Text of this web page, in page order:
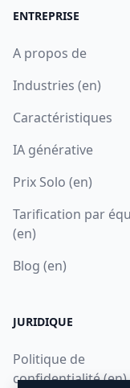
ENTREPRISE
A propos de
Industries (en)
Caractéristiques
IA générative
Prix Solo (en)
Tarification par
(en)
Blog (en)
JURIDIQUE
Politique de
confidentialité (en)